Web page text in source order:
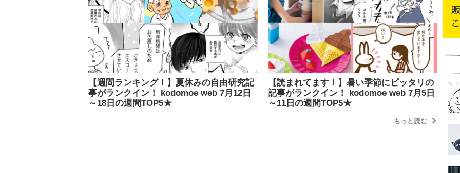
【週間ランキング！】夏休みの自由研究記
事がランクイン！ kodomoe web 7月12日
～18日の週間TOP5★
【読まれてます！】暑い季節にピッタリの
記事がランクイン！ kodomoe web 7月5日
～11日の週間TOP5★
もっと読む